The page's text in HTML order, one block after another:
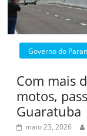
Governo do
Com mais
motos,
Guaratuba
maio 23, 2026